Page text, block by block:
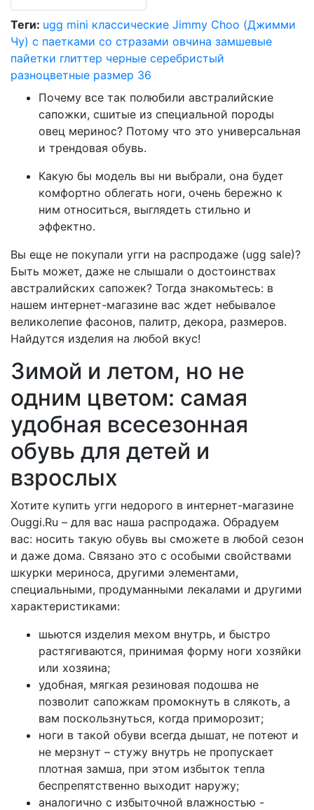
Теги: ugg mini классические Jimmy Choo (Джимми
Чу) с паетками со стразами овчина замшевые
пайетки глиттер черные серебристый
разноцветные размер 36
Почему все так полюбили австралийские
сапожки, сшитые из специальной породы
овец меринос? Потому что это универсальная
и трендовая обувь.
Какую бы модель вы ни выбрали, она будет
комфортно облегать ноги, очень бережно к
ним относиться, выглядеть стильно и
эффектно.
Вы еще не покупали угги на распродаже (ugg sale)?
Быть может, даже не слышали о достоинствах
австралийских сапожек? Тогда знакомьтесь: в
нашем интернет-магазине вас ждет небывалое
великолепие фасонов, палитр, декора, размеров.
Найдутся изделия на любой вкус!
Зимой и летом, но не
одним цветом: самая
удобная всесезонная
обувь для детей и
взрослых
Хотите купить угги недорого в интернет-магазине
Ouggi.Ru – для вас наша распродажа. Обрадуем
вас: носить такую обувь вы сможете в любой сезон
и даже дома. Связано это с особыми свойствами
шкурки мериноса, другими элементами,
специальными, продуманными лекалами и другими
характеристиками:
шьются изделия мехом внутрь, и быстро
растягиваются, принимая форму ноги хозяйки
или хозяина;
удобная, мягкая резиновая подошва не
позволит сапожкам промокнуть в слякоть, а
вам поскользнуться, когда приморозит;
ноги в такой обуви всегда дышат, не потеют и
не мерзнут – стужу внутрь не пропускает
плотная замша, при этом избыток тепла
беспрепятственно выходит наружу;
аналогично с избыточной влажностью -